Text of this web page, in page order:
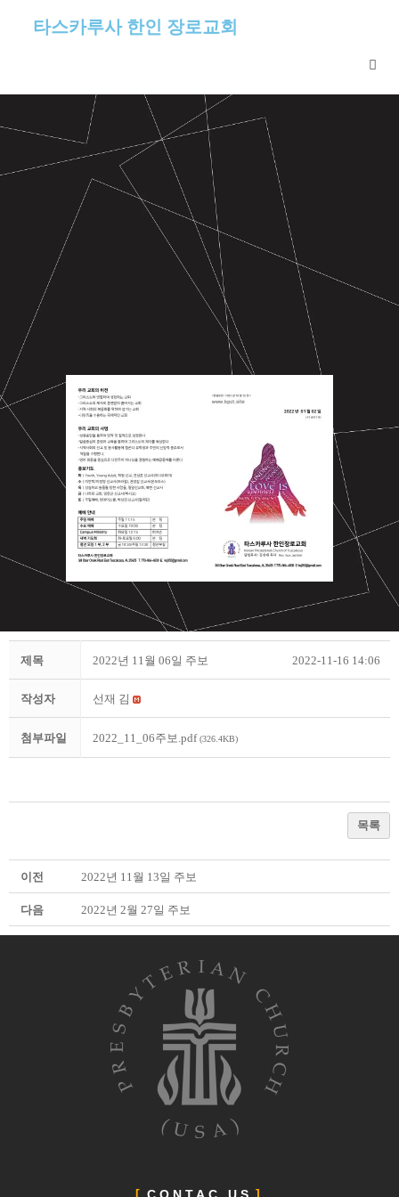
타스카루사 한인 장로교회
제목 2022년 11월 06일 주보 2022-11-16 14:06
작성자 선재 김
첨부파일 2022_11_06주보.pdf(326.4KB)
목록
이전 2022년 11월 13일 주보
다음 2022년 2월 27일 주보